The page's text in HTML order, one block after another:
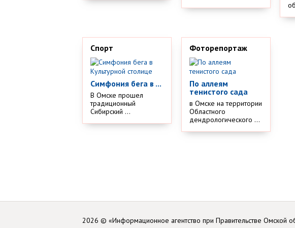
Спорт
Симфония бега в ...
В Омске прошел
традиционный
Сибирский ...
Фоторепортаж
По аллеям
тенистого сада
в Омске на территории
Областного
дендрологического ...
2026 © «Информационное агентство при Правительстве Омской